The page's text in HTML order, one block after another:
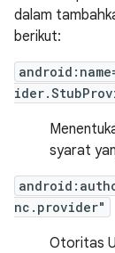
dalam
berikut:
syarat
nc.provider"
Otoritas